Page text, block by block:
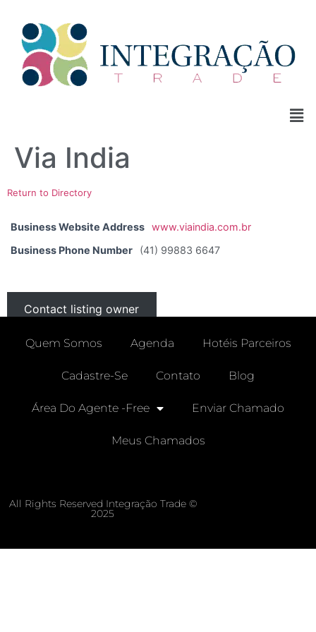
Via India
Return to Directory
Business Website Address www.viaindia.com.br
Business Phone Number
(41) 99883 6647
Contact listing owner
Quem Somos Agenda Hotéis Parceiros
Cadastre-Se Contato Blog
Área Do Agente -free Enviar Chamado
Meus Chamados
All Rights Reserved Integração Trade ©
2025